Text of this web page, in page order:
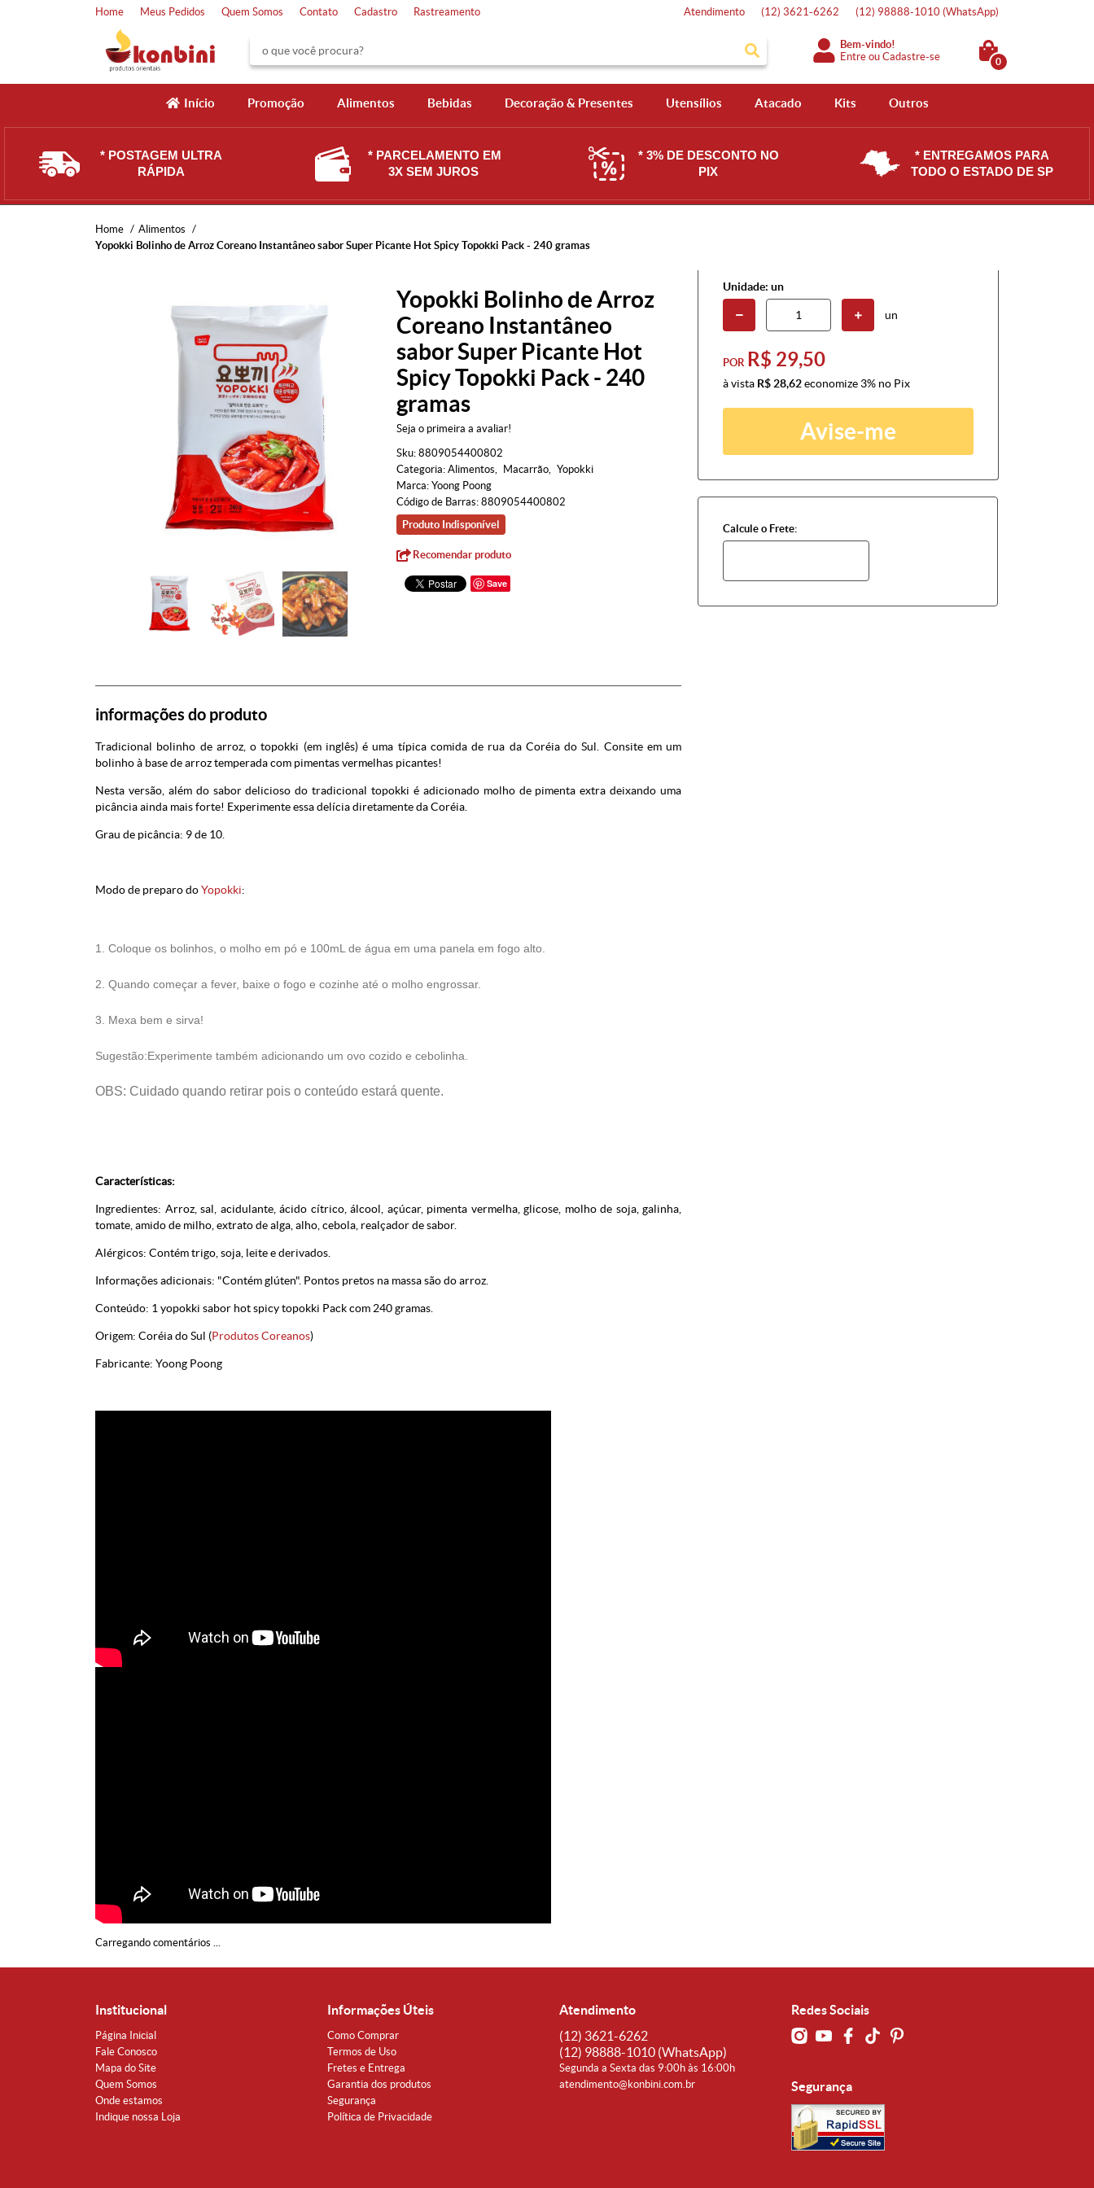
Home Meus Pedidos Quem Somos Contato Cadastro Rastreamento Atendimento (12) 3621-6262 (12) 98888-1010 (WhatsApp)
Bem-vindo!
Entre ouCadastre-se 0
Início Promoção Alimentos Bebidas Decoração & Presentes Utensílios Atacado Kits Outros
* POSTAGEM ULTRA
RÁPIDA
* PARCELAMENTO EM
3X SEM JUROS
* 3% DE DESCONTO NO
PIX
* ENTREGAMOS PARA
TODO O ESTADO DE SP
Home
Alimentos
Yopokki Bolinho de Arroz Coreano Instantâneo sabor Super Picante Hot Spicy Topokki Pack - 240 gramas
Yopokki Bolinho de Arroz
Coreano Instantâneo
sabor Super Picante Hot
Spicy Topokki Pack - 240
gramas
Seja o primeira a avaliar!
Sku: 8809054400802
Categoria: Alimentos Macarrão
Yopokki
Marca: Yoong Poong
Código de Barras: 8809054400802
Produto Indisponível
Recomendar produto
Save
Unidade: un
un
POR R$ 29,50
à vista R$ 28,62economize 3% no Pix
Avise-me
Calcule o Frete:
informações do produto
Tradicional bolinho de arroz, o topokki (em inglês) é uma típica comida de rua da Coréia do Sul. Consite em um
bolinho à base de arroz temperada com pimentas vermelhas picantes!
Nesta versão, além do sabor delicioso do tradicional topokki é adicionado molho de pimenta extra deixando uma
picância ainda mais forte! Experimente essa delícia diretamente da Coréia.
Grau de picância: 9 de 10.
Modo de preparo doYopokki:
1. Coloque os bolinhos, o molho em pó e 100mL de água em uma panela em fogo alto.
2. Quando começar a fever, baixe o fogo e cozinhe até o molho engrossar.
3. Mexa bem e sirva!
Sugestão:Experimente também adicionando um ovo cozido e cebolinha.
OBS: Cuidado quando retirar pois o conteúdo estará quente.
Características:
Ingredientes: Arroz, sal, acidulante, ácido cítrico, álcool, açúcar, pimenta vermelha, glicose, molho de soja, galinha,
tomate, amido de milho, extrato de alga, alho, cebola, realçador de sabor.
Alérgicos: Contém trigo, soja, leite e derivados.
Informações adicionais: "Contém glúten". Pontos pretos na massa são do arroz.
Conteúdo: 1 yopokki sabor hot spicy topokki Pack com 240 gramas.
Origem: Coréia do Sul (Produtos Coreanos)
Fabricante: Yoong Poong
Carregando comentários ...
Institucional
Página Inicial
Fale Conosco
Mapa do Site
Quem Somos
Onde estamos
Indique nossa Loja
Informações Úteis
Como Comprar
Termos de Uso
Fretes e Entrega
Garantia dos produtos
Segurança
Política de Privacidade
Atendimento
(12) 3621-6262
(12) 98888-1010 (WhatsApp)
Segunda a Sexta das 9:00h às 16:00h
atendimento@konbini.com.br
Redes Sociais
Segurança